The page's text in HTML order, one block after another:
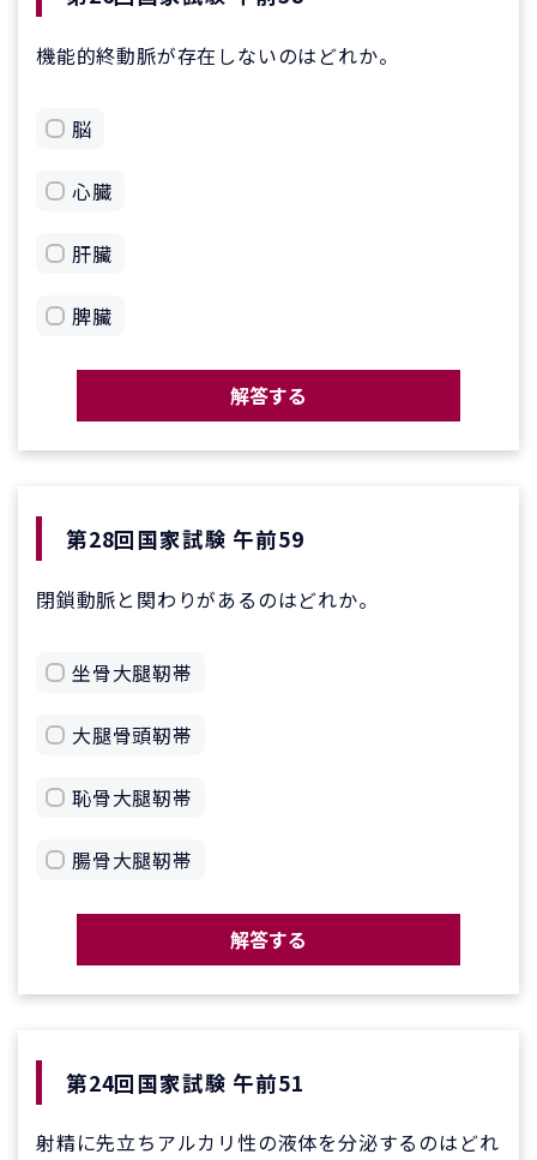
機能的終動脈が存在しないのはどれか。
脳
心臓
肝臟
脾臟
解答する
第28回国家試験 午前59
閉鎖動脈と関わりがあるのはどれか。
坐骨大腿靭帯
大腿骨頭靭帯
恥骨大腿靭帯
腸骨大腿靭帯
解答する
第24回国家試験 午前51
射精に先立ちアルカリ性の液体を分泌するのはどれ